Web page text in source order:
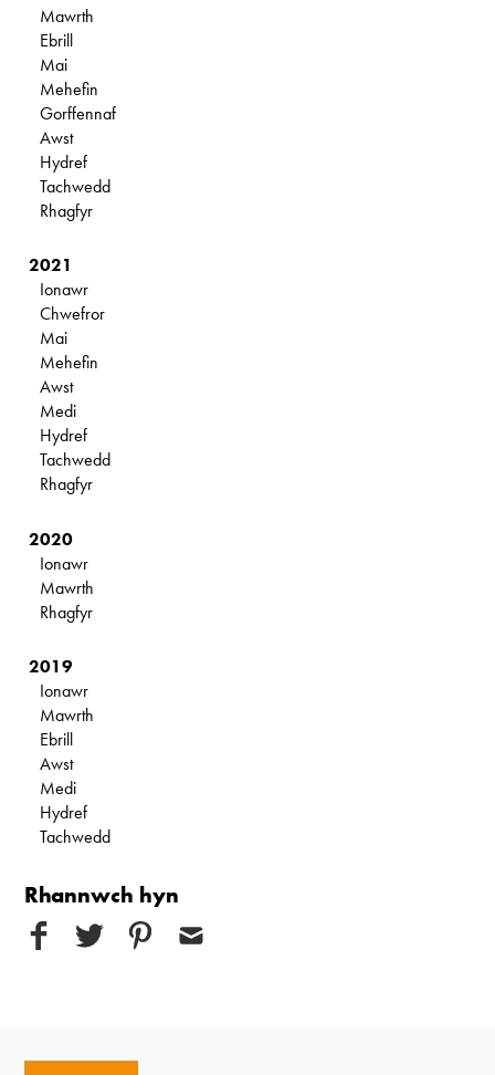
Mawrth
Ebrill
Mai
Mehefin
Gorffennaf
Awst
Hydref
Tachwedd
Rhagfyr
2021
Ionawr
Chwefror
Mai
Mehefin
Awst
Medi
Hydref
Tachwedd
Rhagfyr
2020
Ionawr
Mawrth
Rhagfyr
2019
Ionawr
Mawrth
Ebrill
Awst
Medi
Hydref
Tachwedd
Rhannwch hyn